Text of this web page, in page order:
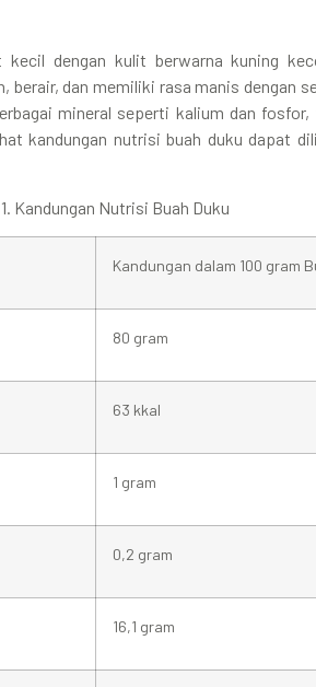
dengan kulit berwarna kuning
berair, dan memiliki rasa manis dengan
mineral seperti kalium dan fosfor,
kandungan nutrisi buah duku dapat
Kandungan Nutrisi Buah Duku
Kandungan dalam 100 gram
80 gram
63 kkal
1 gram
0,2 gram
16,1 gram